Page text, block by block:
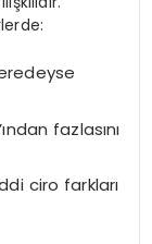
fazlasını
ciro farkları